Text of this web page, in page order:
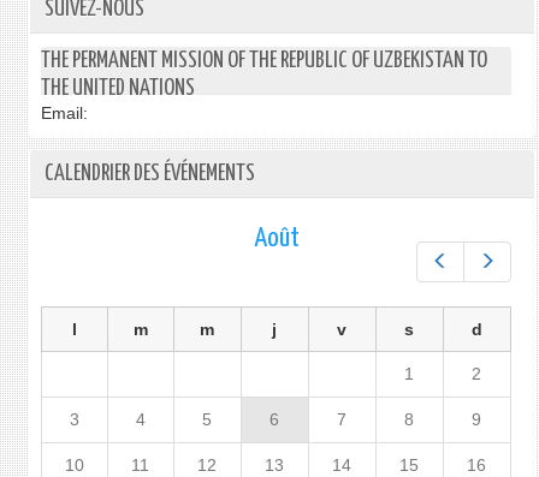
SUIVEZ-NOUS
THE PERMANENT MISSION OF THE REPUBLIC OF UZBEKISTAN TO
THE UNITED NATIONS
Email:
CALENDRIER DES ÉVÉNEMENTS
Préc.
Août
l m m j v s d
1 2
3 4 5 6 7 8 9
10 11 12 13 14 15 16